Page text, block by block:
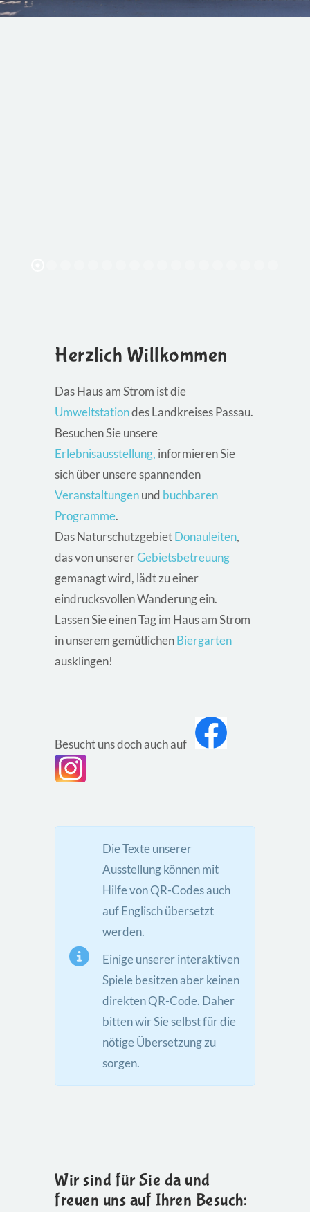
Herzlich Willkommen
Das Haus am Strom ist die
Umweltstationdes Landkreises Passau.
Besuchen Sie unsere
Erlebnisausstellung, informieren Sie
sich über unsere spannenden
Veranstaltungenund buchbaren
Programme.
Das NaturschutzgebietDonauleiten,
das von unsererGebietsbetreuung
gemanagt wird, lädt zu einer
eindrucksvollen Wanderung ein.
Lassen Sie einen Tag im Haus am Strom
in unserem gemütlichenBiergarten
ausklingen!
Besucht uns doch auch auf
Die Texte unserer
Ausstellung können mit
Hilfe von QR-Codes auch
auf Englisch übersetzt
werden.
Einige unserer interaktiven
Spiele besitzen aber keinen
direkten QR-Code. Daher
bitten wir Sie selbst für die
nötige Übersetzung zu
sorgen.
Wir sind für Sie da und
freuen uns auf Ihren Besuch: